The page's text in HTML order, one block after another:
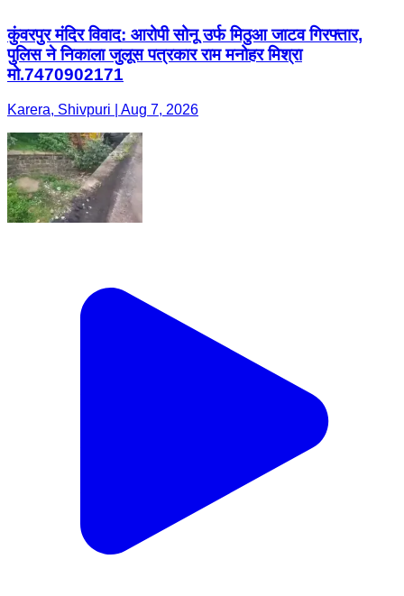
कुंवरपुर मंदिर विवाद: आरोपी सोनू उर्फ मिठुआ जाटव गिरफ्तार,
पुलिस ने निकाला जुलूस पत्रकार राम मनोहर मिश्रा
मो.7470902171
Karera, Shivpuri | Aug 7, 2026